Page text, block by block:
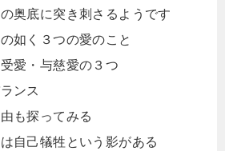
奥底に突き刺さるようです
如く３つの愛のこと
愛・与慈愛の３つ
ンス
も探ってみる
自己犠牲という影がある